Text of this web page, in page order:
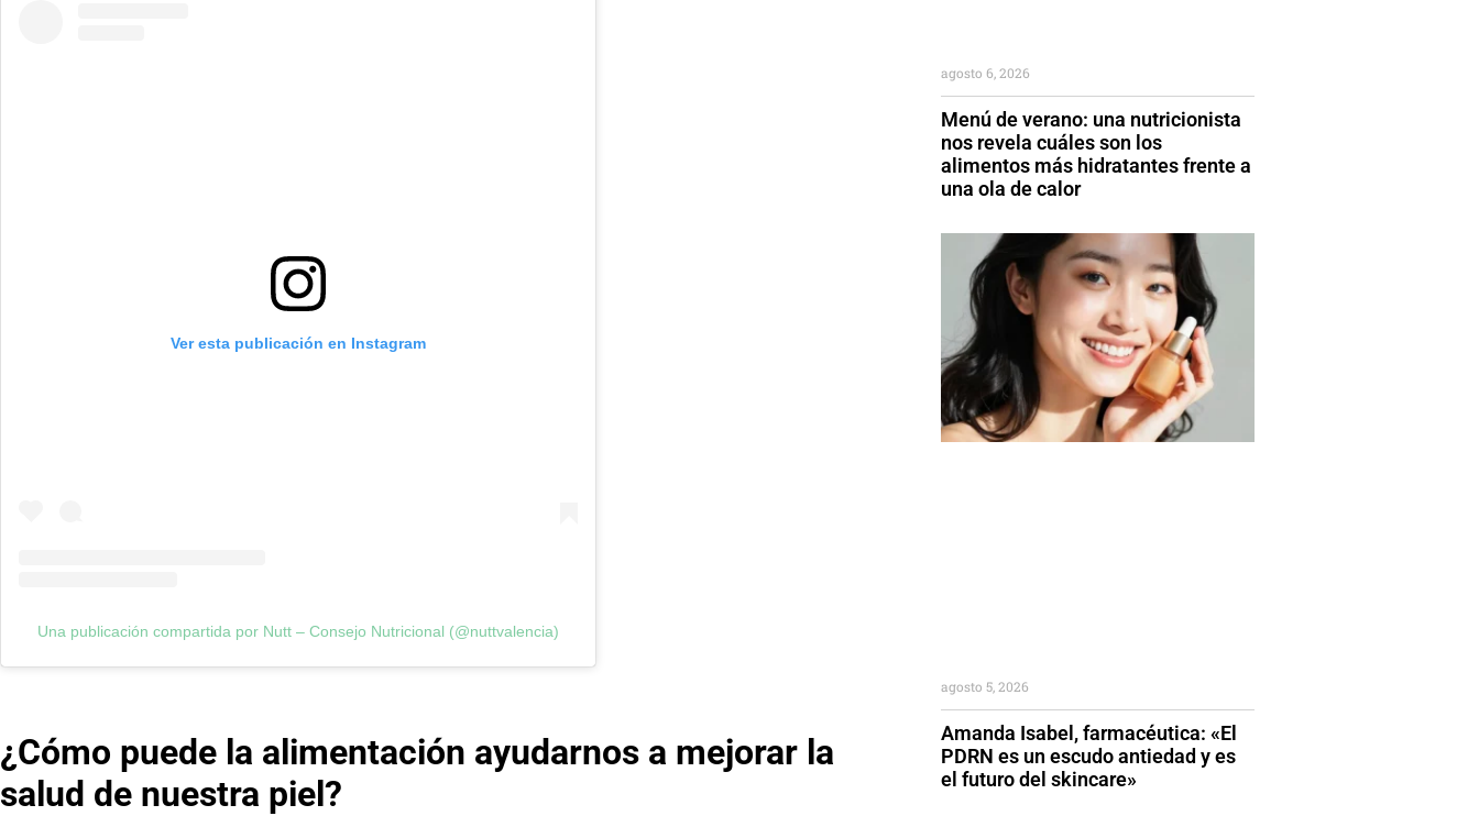
Ver esta publicación en Instagram
Una publicación compartida por Nutt – Consejo Nutricional (@nuttvalencia)
¿Cómo puede la alimentación ayudarnos a mejorar la
salud de nuestra piel?
Menú de verano: una nutricionista
nos revela cuáles son los
alimentos más hidratantes frente a
una ola de calor
agosto 6, 2026
Amanda Isabel, farmacéutica: «El
PDRN es un escudo antiedad y es
el futuro del skincare»
agosto 5, 2026